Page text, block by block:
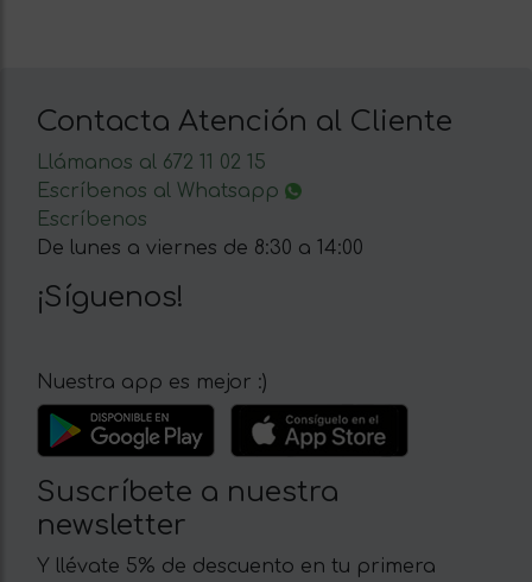
Contacta Atención al Cliente
Llámanos al 672 11 02 15
Escríbenos al Whatsapp
Escríbenos
De lunes a viernes de 8:30 a 14:00
¡Síguenos!
Nuestra app es mejor :)
Suscríbete a nuestra
newsletter
Y llévate 5% de descuento en tu primera